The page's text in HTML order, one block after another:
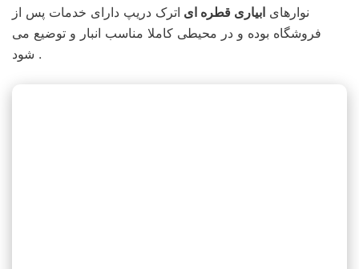
نوارهای ابیاری قطره ای اترک دریپ دارای خدمات پس از
فروشگاه بوده و در محیطی کاملا مناسب انبار و توضیع می
شود .